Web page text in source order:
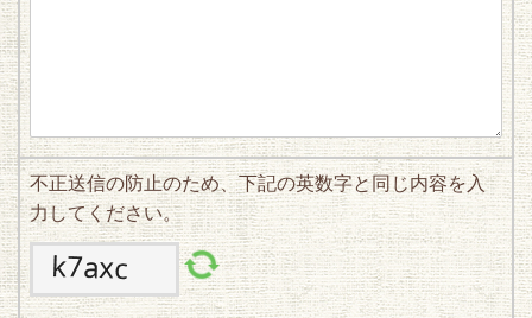
不正送信の防止のため、下記の英数字と同じ内容を入
力してください。